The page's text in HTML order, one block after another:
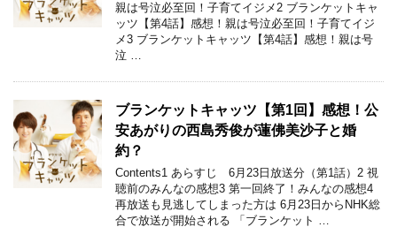
親は号泣必至回！子育てイジメ2 ブランケットキャ
ッツ【第4話】感想！親は号泣必至回！子育てイジ
メ3 ブランケットキャッツ【第4話】感想！親は号
泣 …
ブランケットキャッツ【第1回】感想！公
安あがりの西島秀俊が蓮佛美沙子と婚
約？
Contents1 あらすじ 6月23日放送分（第1話）2 視
聴前のみんなの感想3 第一回終了！みんなの感想4
再放送も見逃してしまった方は 6月23日からNHK総
合で放送が開始される 「ブランケット …